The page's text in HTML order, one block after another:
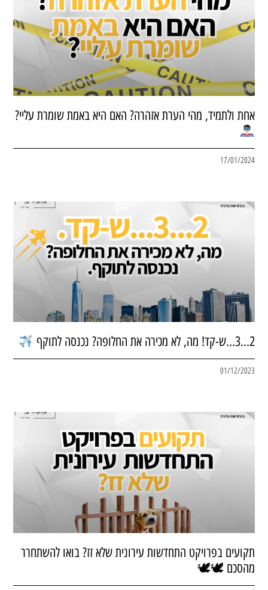
אחת ולתמיד, מהי הערת אזהרה? האם היא באמת שומרת עליי?
17/01/2024
2…3…ש-קד! מה, לא מכירה את החלופה? נכנסה לתוקף
01/12/2023
תקועים בפרויקט התחדשות עירונית שלא זז? בואו להשתחרר
מהסכם 🕊🕊